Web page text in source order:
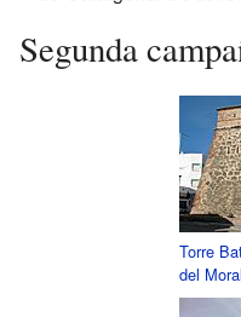
Segunda
Torre
del Moral